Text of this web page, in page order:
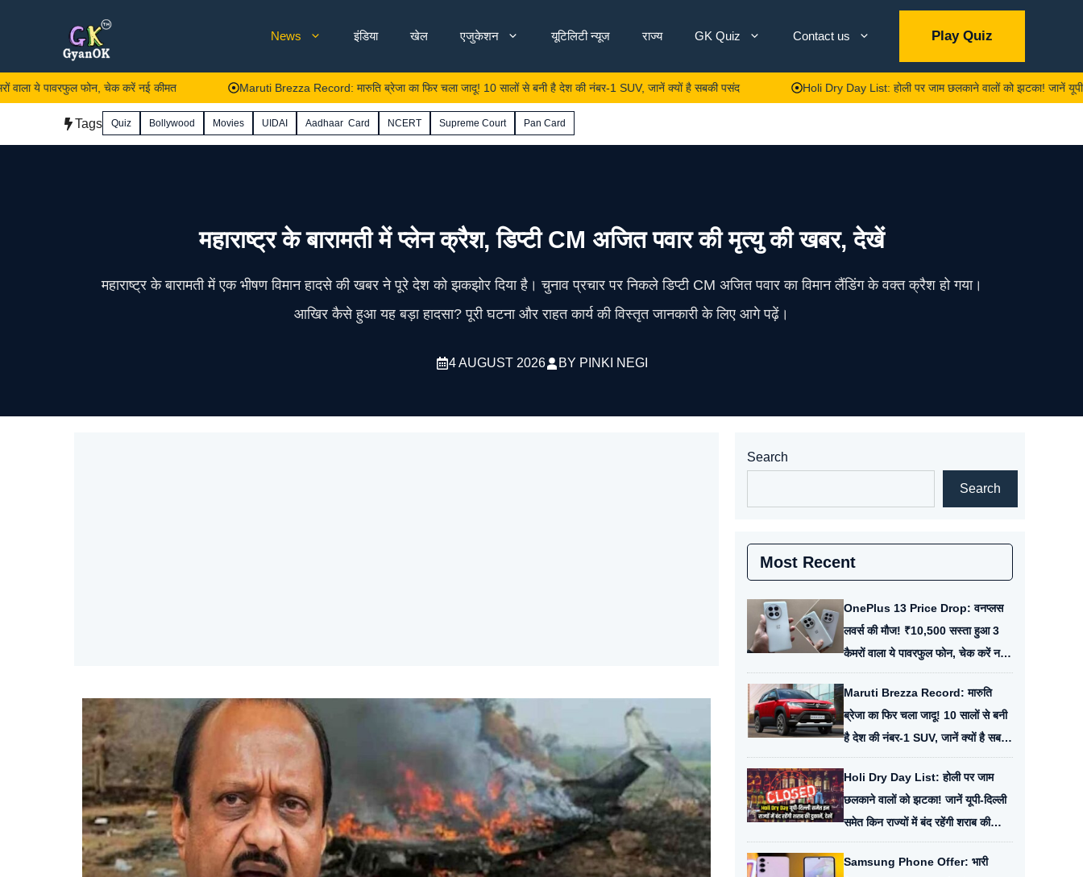
News इंडिया खेल एजुकेशन यूटिलिटी न्यूज राज्य GK Quiz Contact us Play Quiz
फोन, चेक करें नई कीमत Maruti Brezza Record: मारुति ब्रेजा का फिर चला जादू! 10 सालों से बनी है देश की नंबर-1 SUV, जानें क्यों है सबकी पसंद Holi Dry Day List: होली पर जाम छलकाने वालों को झटका! जानें यूपी-दिल्ली
Tags Quiz Bollywood Movies UIDAI Aadhaar Card NCERT Supreme Court Pan Card
महाराष्ट्र के बारामती में प्लेन क्रैश, डिप्टी CM अजित पवार की मृत्यु की खबर, देखें
महाराष्ट्र के बारामती में एक भीषण विमान हादसे की खबर ने पूरे देश को झकझोर दिया है। चुनाव प्रचार पर निकले डिप्टी CM अजित पवार का विमान लैंडिंग के वक्त क्रैश हो गया।
आखिर कैसे हुआ यह बड़ा हादसा? पूरी घटना और राहत कार्य की विस्तृत जानकारी के लिए आगे पढ़ें।
4 AUGUST 2026 BY PINKI NEGI
Search
Search
Most Recent
OnePlus 13 Price Drop: वनप्लस
लवर्स की मौज! ₹10,500 सस्ता हुआ 3
कैमरों वाला ये पावरफुल फोन, चेक करें नई
कीमत
Maruti Brezza Record: मारुति
ब्रेजा का फिर चला जादू! 10 सालों से बनी
है देश की नंबर-1 SUV, जानें क्यों है सबकी
पसंद
Holi Dry Day List: होली पर जाम
छलकाने वालों को झटका! जानें यूपी-दिल्ली
समेत किन राज्यों में बंद रहेंगी शराब की
दुकानें
Samsung Phone Offer: भारी